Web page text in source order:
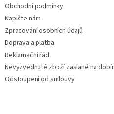
Obchodní podmínky
Napište nám
Zpracování osobních údajů
Doprava a platba
Reklamační řád
Nevyzvednuté zboží zaslané na
Odstoupení od smlouvy